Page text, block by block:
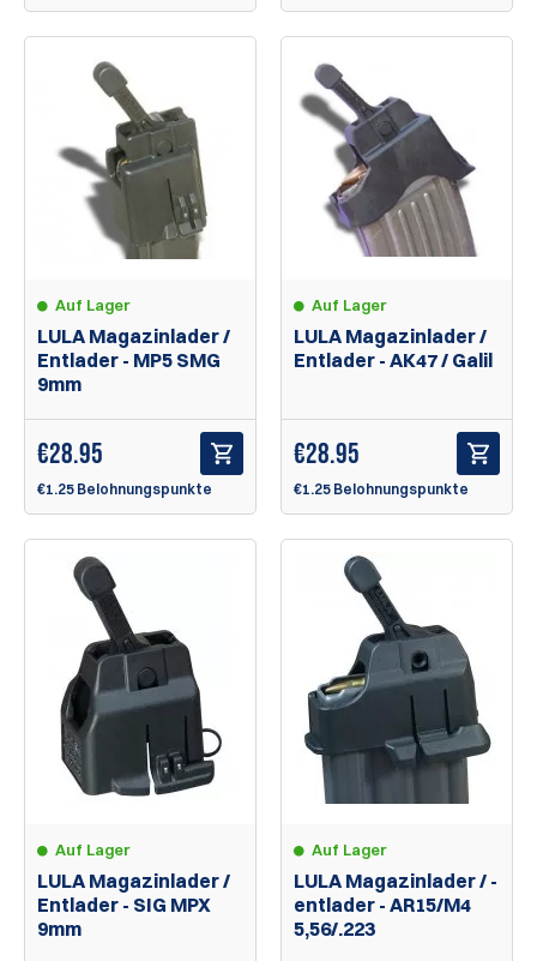
Auf Lager
LULA Magazinlader /
Entlader - MP5 SMG
9mm
€28.95
€1.25 Belohnungspunkte
Auf Lager
LULA Magazinlader /
Entlader - AK47 / Galil
€28.95
€1.25 Belohnungspunkte
Auf Lager
LULA Magazinlader /
Entlader - SIG MPX
9mm
Auf Lager
LULA Magazinlader / -
entlader - AR15/M4
5,56/.223